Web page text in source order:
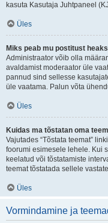
kasuta Kasutaja Juhtpaneel
Üles
Miks peab mu postitust
Administraator võib olla
avaldamist moderaator üle
pannud sind sellesse
üle vaatama. Palun võta
Üles
Kuidas ma tõstatan oma
Vajutades “Tõstata teemat”
foorumi esimesele lehele. Kui
keelatud või tõstatamiste
teemat tõstatada sellele
Üles
Vormindamine ja